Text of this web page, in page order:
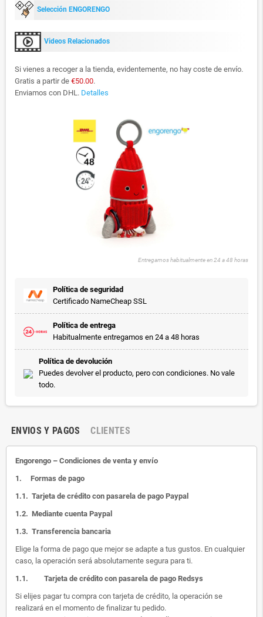
Selección ENGORENGO
Videos Relacionados
Si vienes a recoger a la tienda, evidentemente, no hay coste de envío.
Gratis a partir de €50.00.
Enviamos con DHL. Detalles
Entregamos habitualmente en 24 a 48 horas
Política de seguridad
Certificado NameCheap SSL
Política de entrega
Habitualmente entregamos en 24 a 48 horas
Política de devolución
Puedes devolver el producto, pero con condiciones. No vale
todo.
ENVIOS Y PAGOS CLIENTES
Engorengo – Condiciones de venta y envío
1. Formas de pago
1.1. Tarjeta de crédito con pasarela de pago Paypal
1.2. Mediante cuenta Paypal
1.3. Transferencia bancaria
Elige la forma de pago que mejor se adapte a tus gustos. En cualquier
caso, la operación será absolutamente segura para ti.
1.1. Tarjeta de crédito con pasarela de pago Redsys
Si elijes pagar tu compra con tarjeta de crédito, la operación se
realizará en el momento de finalizar tu pedido.